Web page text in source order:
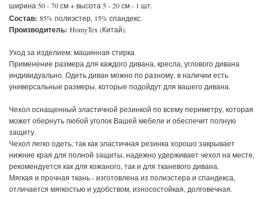
ширина 50 - 70 см + высота 5 - 20 см - 1 шт.
Состав: 85% полиэстер, 15% спандекс.
Производитель: HomyTex (Китай).
Уход за изделием: машинная стирка
Применение размера для каждого дивана, кресла, углового дивана
индивидуально. Одеть диван можно по разному, в наличии есть
универсальные размеры, которые подойдут для вашего дивана.
Чехол оснащенный эластичной резинкой по всему периметру, которая
может обернуть любой уголок Вашей мебели и обеспечит полную
защиту.
Чехол легко одеть, так как эластичная резинка хорошо закрывает
нижние края для полной защиты, надежно удерживает чехол на месте,
рекомендуется как для кожаного, так и для тканевого дивана.
Мягкая и прочная ткань - изготовлена из полиэстера и спандекса,
отличается мягкостью и удобством, износостойкая, долговечная.